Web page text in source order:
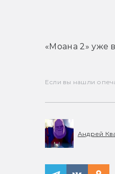
«Моана 2» уже
Если вы нашли
Андрей